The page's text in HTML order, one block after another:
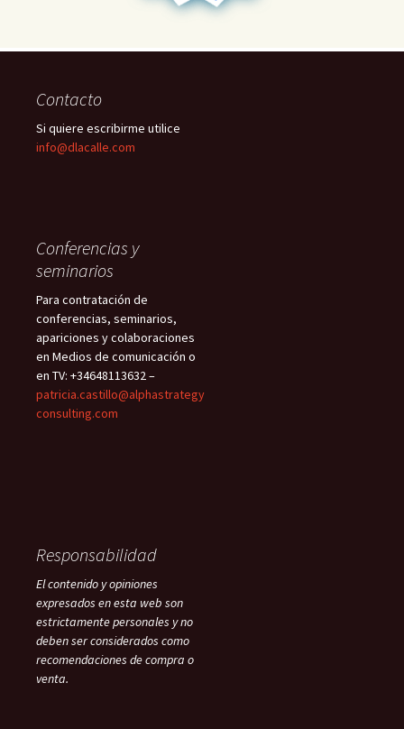
Contacto
Si quiere escribirme utilice
info@dlacalle.com
Conferencias y
seminarios
Para contratación de
conferencias, seminarios,
apariciones y colaboraciones
en Medios de comunicación o
en TV: +34648113632 –
patricia.castillo@alphastrategy
consulting.com
Responsabilidad
El contenido y opiniones
expresados en esta web son
estrictamente personales y no
deben ser considerados como
recomendaciones de compra o
venta.